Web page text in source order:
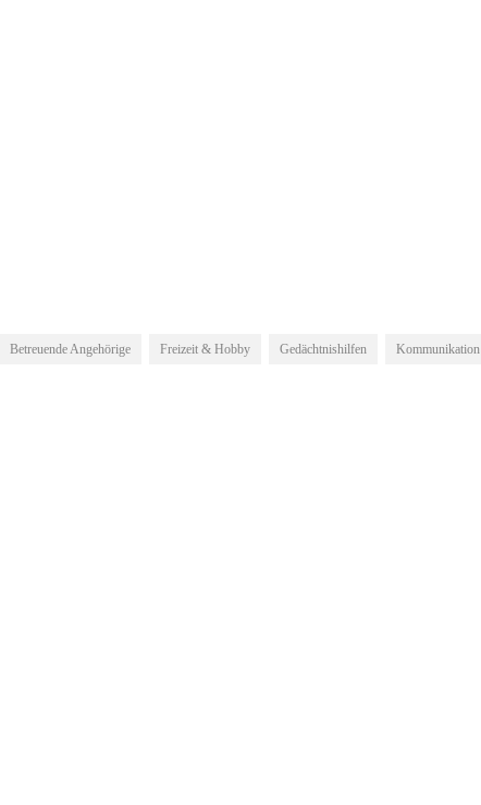
Betreuende Angehörige Freizeit & Hobby Gedächtnishilfen Kommunikation